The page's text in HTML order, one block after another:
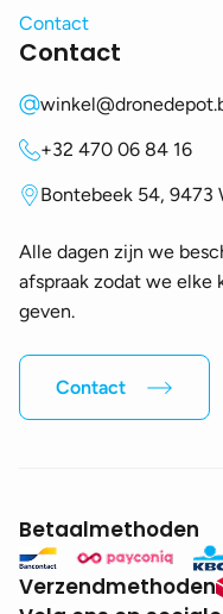
Contact
Contact
+32 470 06 84 16
Bontebeek 54, 9473
Alle dagen zijn we
afspraak zodat we elke
geven.
Contact
Betaalmethoden
Verzendmethoden